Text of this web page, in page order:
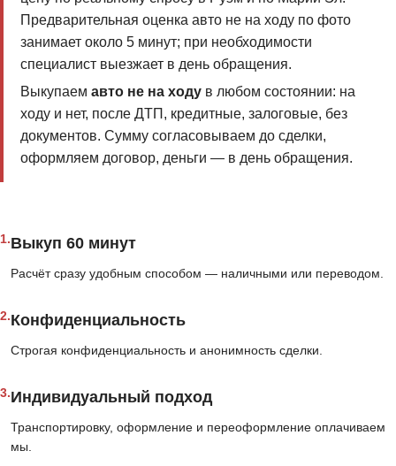
Предварительная оценка авто не на ходу по фото
занимает около 5 минут; при необходимости
специалист выезжает в день обращения.
Выкупаем авто не на ходув любом состоянии: на
ходу и нет, после ДТП, кредитные, залоговые, без
документов. Сумму согласовываем до сделки,
оформляем договор, деньги — в день обращения.
1.Выкуп 60 минут
Расчёт сразу удобным способом — наличными или переводом.
2.Конфиденциальность
Строгая конфиденциальность и анонимность сделки.
3.Индивидуальный подход
Транспортировку, оформление и переоформление оплачиваем
мы.